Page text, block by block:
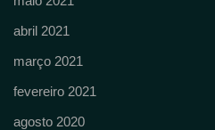
abril 2021
março 2021
fevereiro 2021
agosto 2020